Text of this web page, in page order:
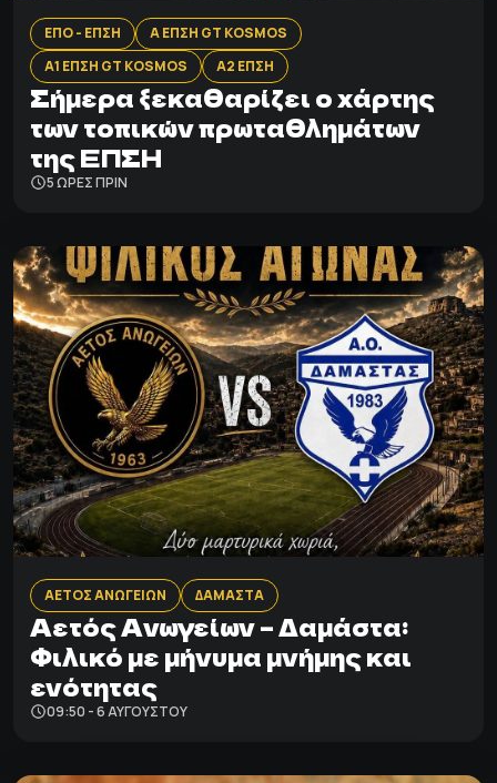
ΕΠΟ - ΕΠΣΗ
Α ΕΠΣΗ GT KOSMOS
Α1 ΕΠΣΗ GT KOSMOS
Α2 ΕΠΣΗ
Σήμερα ξεκαθαρίζει ο χάρτης
των τοπικών πρωταθλημάτων
της ΕΠΣΗ
5 ΩΡΕΣ ΠΡΙΝ
ΑΕΤΟΣ ΑΝΩΓΕΙΩΝ ΔΑΜΑΣΤΑ
Αετός Ανωγείων – Δαμάστα:
Φιλικό με μήνυμα μνήμης και
ενότητας
09:50 - 6 ΑΥΓΟΎΣΤΟΥ